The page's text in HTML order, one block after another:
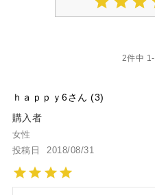
2件中 1 -
ｈａｐｐｙ6
3
購入者
女性
投稿日
2018/08/31